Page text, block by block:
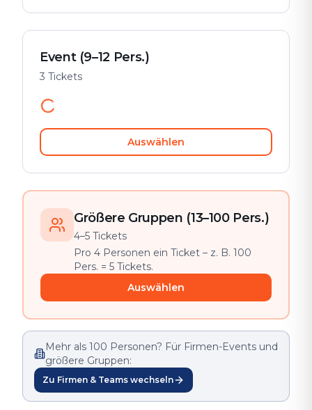
Event (9–12 Pers.)
3 Tickets
Auswählen
Größere Gruppen (13–100 Pers.)
4–5 Tickets
Pro 4 Personen ein Ticket – z. B. 100
Pers. = 5 Tickets.
Auswählen
Mehr als 100 Personen? Für Firmen-Events und
größere Gruppen:
Zu Firmen & Teams wechseln